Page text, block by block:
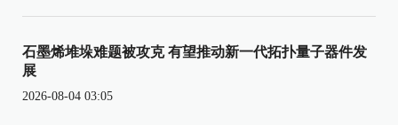
石墨烯堆垛难题被攻克 有望推动新一代拓扑量子器件发
展
2026-08-04 03:05